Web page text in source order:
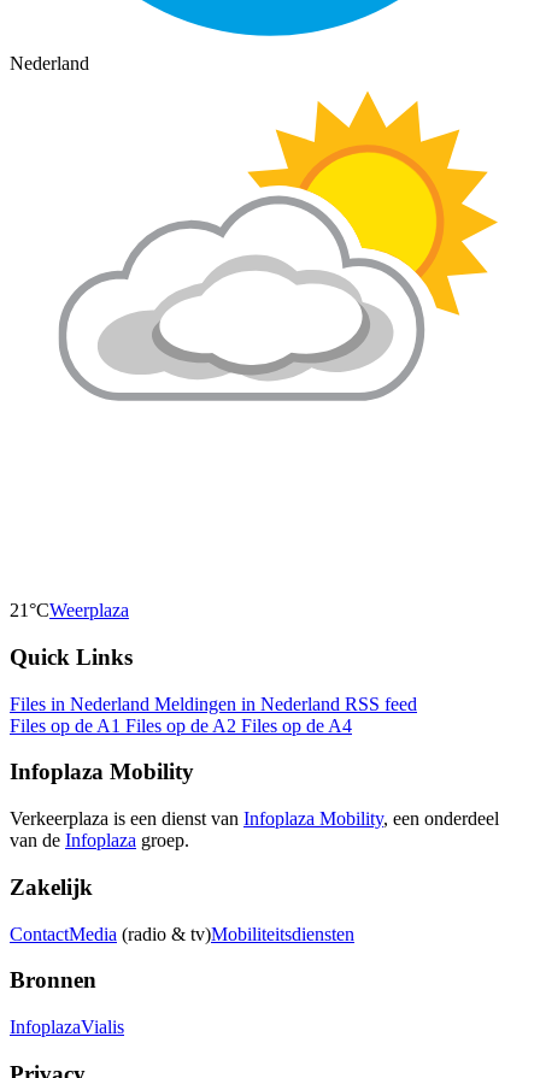
Nederland
21°CWeerplaza
Quick Links
Files in Nederland Meldingen in Nederland RSS feed
Files op de A1 Files op de A2 Files op de A4
Infoplaza Mobility
Verkeerplaza is een dienst van Infoplaza Mobility, een onderdeel
van de Infoplaza groep.
Zakelijk
ContactMedia (radio & tv)Mobiliteitsdiensten
Bronnen
InfoplazaVialis